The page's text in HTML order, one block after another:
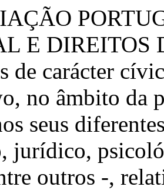
E DIREITOS
de carácter
no âmbito da
seus
jurídico,
outros -,